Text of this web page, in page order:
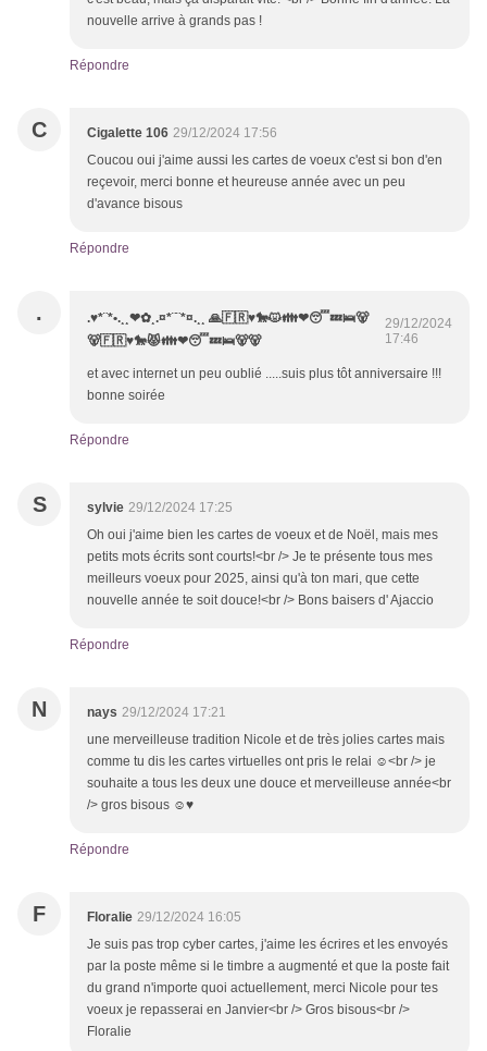
nouvelle arrive à grands pas !
Répondre
C Cigalette 106 29/12/2024 17:56
Coucou oui j'aime aussi les cartes de voeux c'est si bon d'en
reçevoir, merci bonne et heureuse année avec un peu
d'avance bisous
Répondre
.
.♥*¨*•.¸¸❤✿¸.¤*¨¨*¤.¸¸ 🙏🇫🇷♥️🐎😾👪❤😴💤🛌🐻
🐻🇫🇷♥️🐎😾👪❤😴💤🛌🐻🐻
29/12/2024
17:46
et avec internet un peu oublié .....suis plus tôt anniversaire !!!
bonne soirée
Répondre
S sylvie 29/12/2024 17:25
Oh oui j'aime bien les cartes de voeux et de Noël, mais mes
petits mots écrits sont courts!<br /> Je te présente tous mes
meilleurs voeux pour 2025, ainsi qu'à ton mari, que cette
nouvelle année te soit douce!<br /> Bons baisers d' Ajaccio
Répondre
N nays 29/12/2024 17:21
une merveilleuse tradition Nicole et de très jolies cartes mais
comme tu dis les cartes virtuelles ont pris le relai ☺<br /> je
souhaite a tous les deux une douce et merveilleuse année<br
/> gros bisous ☺♥
Répondre
F Floralie 29/12/2024 16:05
Je suis pas trop cyber cartes, j'aime les écrires et les envoyés
par la poste même si le timbre a augmenté et que la poste fait
du grand n'importe quoi actuellement, merci Nicole pour tes
voeux je repasserai en Janvier<br /> Gros bisous<br />
Floralie